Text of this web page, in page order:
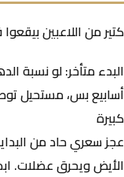
كتير من اللاعبين
البدء متأخر:
أسابيع بس، مستحيل
كبيرة
عجز سعري حاد من
الأيض ويحرق عضلات.